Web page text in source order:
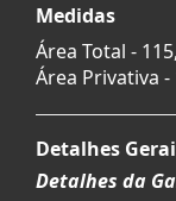
Medidas
Área Total -
Área Privativa -
Detalhes
Detalhes da